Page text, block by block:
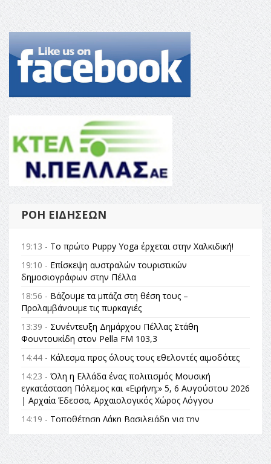
ΡΟΉ ΕΙΔΉΣΕΩΝ
19:13 - Το πρώτο Puppy Yoga έρχεται στην Χαλκιδική!
19:10 - Επίσκεψη αυστραλών τουριστικών
δημοσιογράφων στην Πέλλα
18:56 - Βάζουμε τα μπάζα στη θέση τους –
Προλαμβάνουμε τις πυρκαγιές
13:39 - Συνέντευξη Δημάρχου Πέλλας Στάθη
Φουντουκίδη στον Pella FM 103,3
14:44 - Κάλεσμα προς όλους τους εθελοντές αιμοδότες
14:23 - Όλη η Ελλάδα ένας πολιτισμός Μουσική
εγκατάσταση Πόλεμος και «Ειρήνη;» 5, 6 Αυγούστου 2026
| Αρχαία Έδεσσα, Αρχαιολογικός Χώρος Λόγγου
14:19 - Τοποθέτηση Λάκη Βασιλειάδη για την
Αναθεώρηση του Συντάγματος: «Σε τέτοιες κορυφαίες
θεσμικές διαδικασίες υπάρχει μόνο η ευθύνη απέναντι
στις επόμενες γενιές»